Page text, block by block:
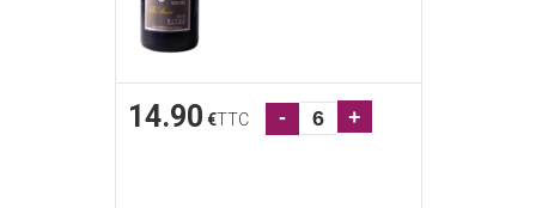
14.90 €TTC - +